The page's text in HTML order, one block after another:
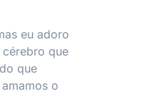
eu adoro
que
que
o